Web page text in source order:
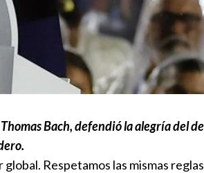
Bach, defendió la alegría del
Respetamos las mismas